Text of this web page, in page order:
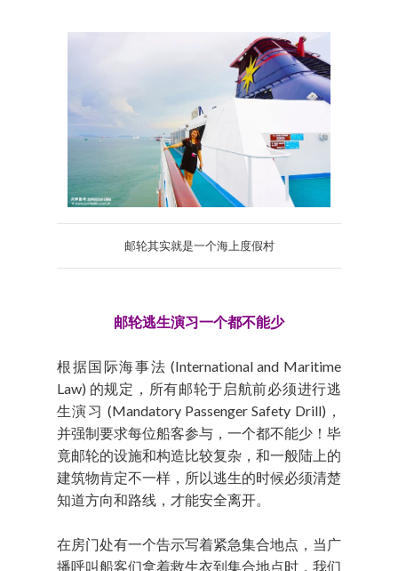
邮轮其实就是一个海上度假村
邮轮逃生演习一个都不能少
根据国际海事法 (International and Maritime
Law) 的规定，所有邮轮于启航前必须进行逃
生演习 (Mandatory Passenger Safety Drill)，
并强制要求每位船客参与，一个都不能少！毕
竟邮轮的设施和构造比较复杂，和一般陆上的
建筑物肯定不一样，所以逃生的时候必须清楚
知道方向和路线，才能安全离开。
在房门处有一个告示写着紧急集合地点，当广
播呼叫船客们拿着救生衣到集合地点时，我们